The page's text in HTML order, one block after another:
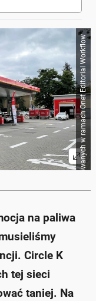
Źródło zbiorcze dla obrazków importowanych w ramach Onet Editorial Workflow
na paliwa
Circle K
tej sieci
taniej. Na